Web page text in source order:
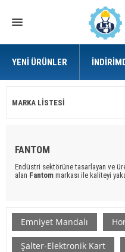
YENI ÜRÜNLER
MARKA LISTESI
FANTOM
Endüstri sektörüne tasarlayan ve
alan Fantom markası ile kaliteyi
Emniyet Mandalı
Şalter-Elektronik Kart